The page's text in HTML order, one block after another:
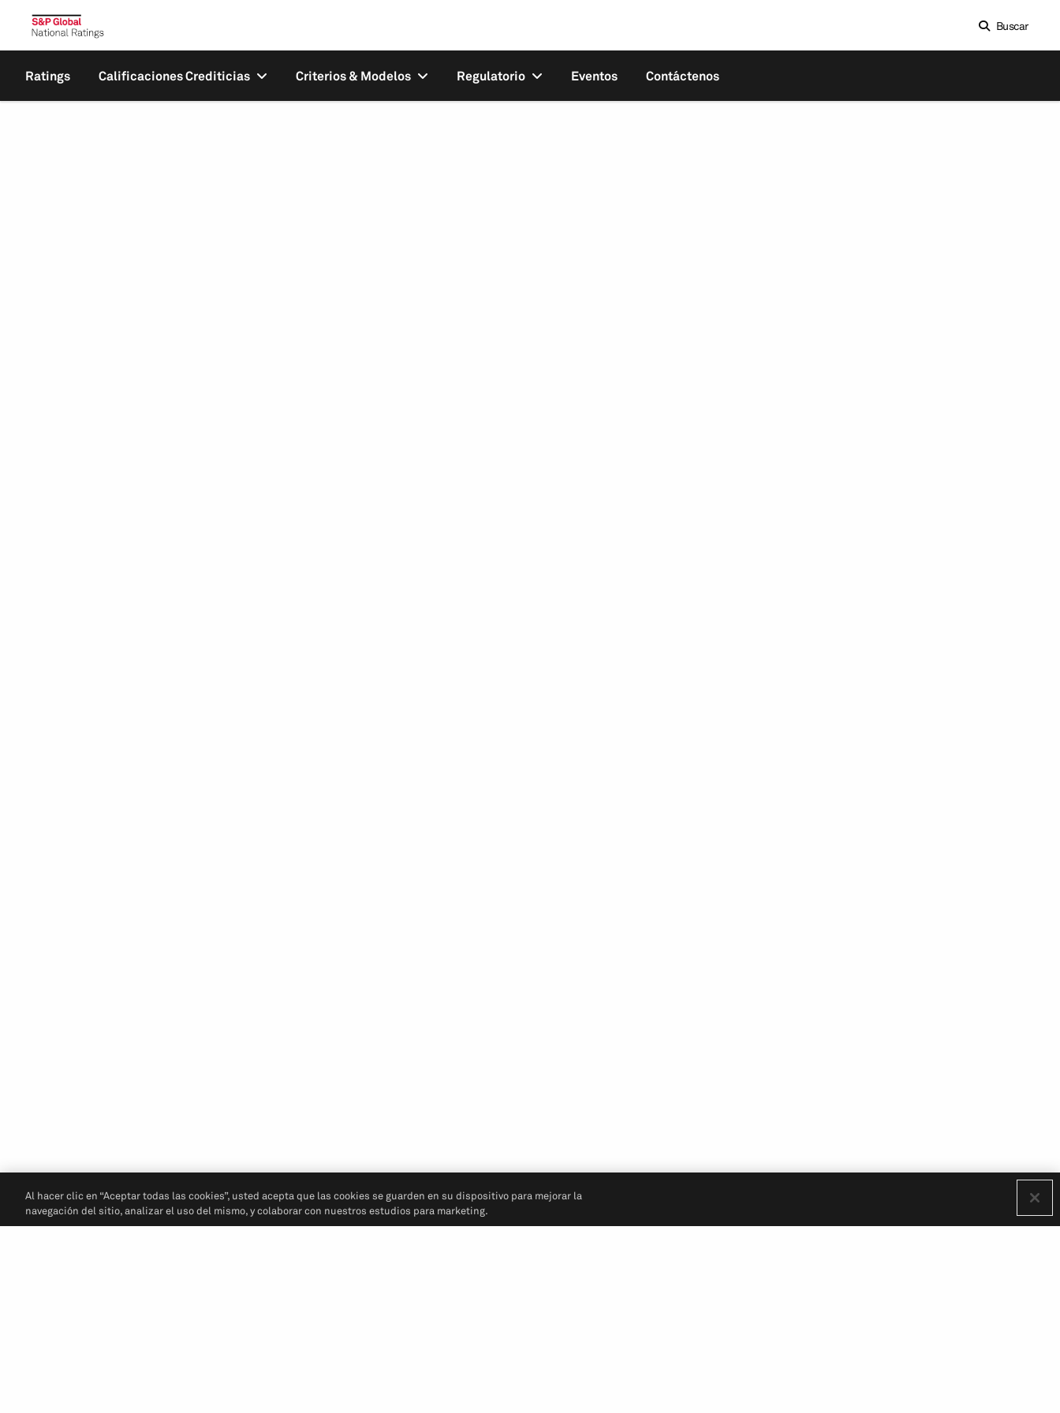
Buscar
Ratings Calificaciones Crediticias Criterios & Modelos Regulatorio Eventos Contáctenos
Al hacer clic en “Aceptar todas las cookies”, usted acepta que las cookies se guarden en su dispositivo para mejorar la
navegación del sitio, analizar el uso del mismo, y colaborar con nuestros estudios para marketing.